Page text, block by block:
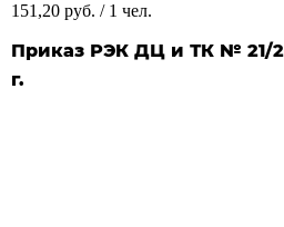
151,20 руб. / 1 чел.
Приказ РЭК ДЦ и ТК № 21/
г.